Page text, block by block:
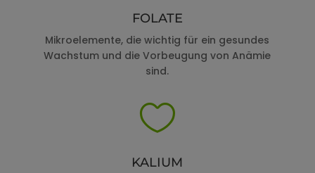
FOLATE
Mikroelemente, die wichtig für ein gesundes
Wachstum und die Vorbeugung von Anämie
sind.

KALIUM